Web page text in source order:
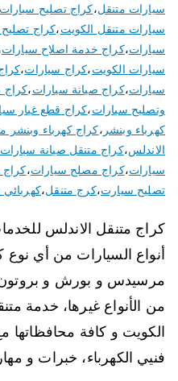
سيارات متنقل،كراج تصليح
سيارات متنقل الكويت،كراج
سيارات،كراج خدمة اصلاح سيارات
سيارات الكويت،كراج سيارات،
سيارات،كراج صيانة سيارات،كراج
وتصليح سيارات،كراج قطع غيار
كهرباء وبنشر ،كراج كهرباء وبنشر
الاندلس،كراج متنقل صيانة
سيارات،كراج مصلح سيارات،كراج
تصليح سيارت،كرج متنقل،
كراج متنقل الاندلس
أنواع السيارات من أي نوع
مرسيدس و بورش و بروتون
من الأنواع غيرها، خدمة
الكويت و كافة محافظاتها
فنيي الكهرباء، خبرات و